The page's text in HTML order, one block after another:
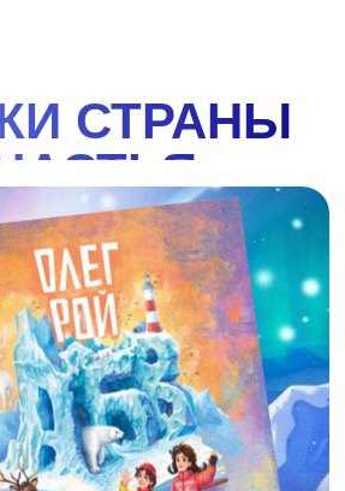
купить
героями книги
красивых и
с Ваней и Варей в их
узнаешь много нового
природе, реках и
городах и заводах.
жизни, обычаях,